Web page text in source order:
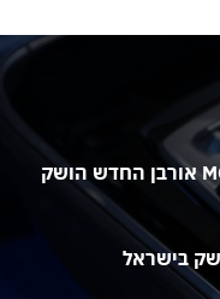
משפחתית במחיר של סופר מיני: MG4 אורבן החדש הושק
בישראל